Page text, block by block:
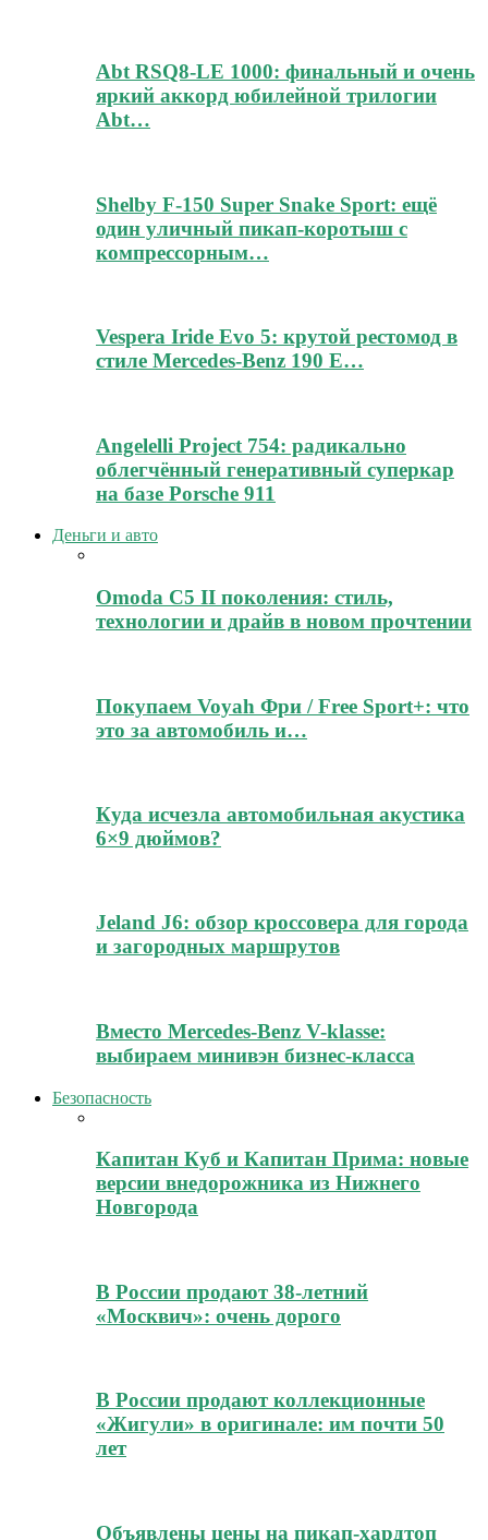
Abt RSQ8-LE 1000: финальный и очень
яркий аккорд юбилейной трилогии
Abt…
Shelby F-150 Super Snake Sport: ещё
один уличный пикап-коротыш с
компрессорным…
Vespera Iride Evo 5: крутой рестомод в
стиле Mercedes-Benz 190 E…
Angelelli Project 754: радикально
облегчённый генеративный суперкар
на базе Porsche 911
Деньги и авто
Omoda C5 II поколения: стиль,
технологии и драйв в новом прочтении
Покупаем Voyah Фри / Free Sport+: что
это за автомобиль и…
Куда исчезла автомобильная акустика
6×9 дюймов?
Jeland J6: обзор кроссовера для города
и загородных маршрутов
Вместо Mercedes-Benz V-klasse:
выбираем минивэн бизнес-класса
Безопасность
Капитан Куб и Капитан Прима: новые
версии внедорожника из Нижнего
Новгорода
В России продают 38-летний
«Москвич»: очень дорого
В России продают коллекционные
«Жигули» в оригинале: им почти 50
лет
Объявлены цены на пикап-хардтоп